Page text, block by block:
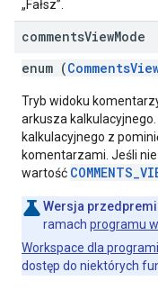
„Fałsz”.
commentsViewMode
enum (
Tryb widoku
arkusza
kalkulacyjnego z
komentarzami. Jeśli
wartość
Wersja
ramach programu
Workspace dla
dostęp do niektórych